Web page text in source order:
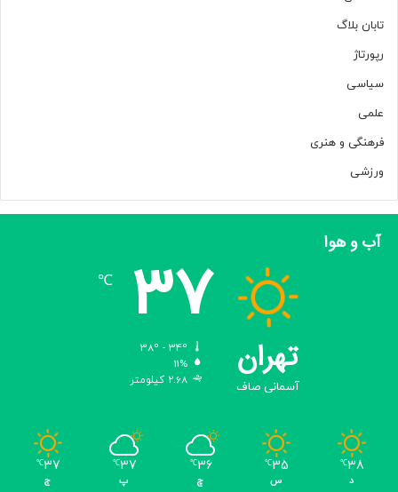
تابان بلاگ
رپورتاژ
سیاسی
علمی
فرهنگی و هنری
ورزشی
آب و هوا
تهران
آسمانی صاف
37
℃
11%
2.68 کیلومتر
38
℃
د
35
℃
س
36
℃
چ
37
℃
پ
37
℃
ج